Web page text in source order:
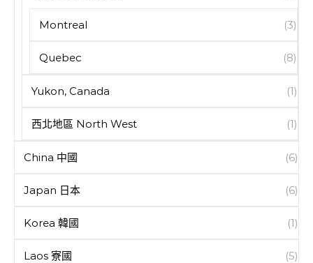
Montreal (3)
Quebec (8)
Yukon, Canada (1)
西北地區 North West (1)
China 中國 (6)
Japan 日本 (6)
Korea 韓國 (1)
Laos 寮國 (5)